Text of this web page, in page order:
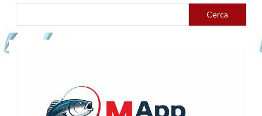
Cerca